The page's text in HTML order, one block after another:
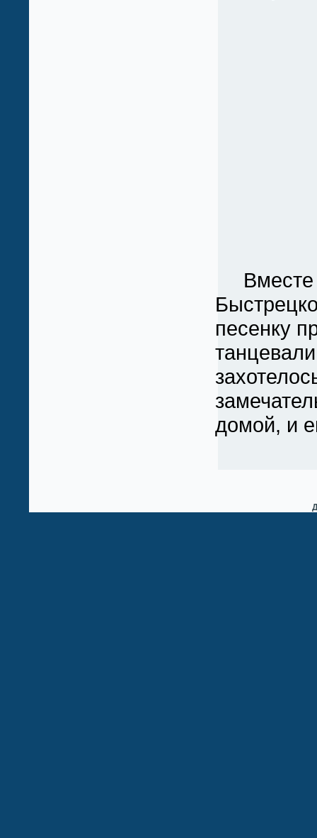
Вместе
песенку
домой, и